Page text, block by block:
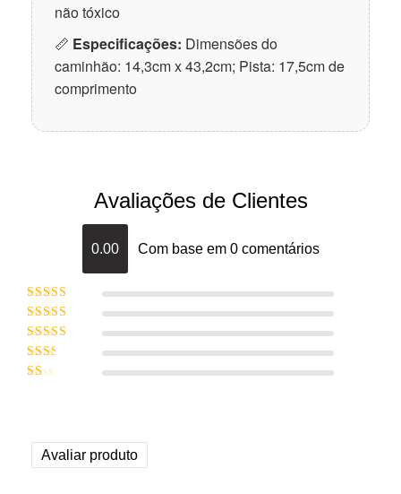
não tóxico
📏 Especificações: Dimensões do
caminhão: 14,3cm x 43,2cm; Pista: 17,5cm de
comprimento
Avaliações de Clientes
0.00 Com base em 0 comentários
Avaliação
de 5
Avaliação
4de 5
Avaliação
3de 5
Avaliação
Avaliar produto